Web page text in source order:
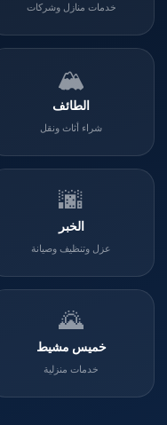
خدمات منازل وشركات
🏔️
الطائف
شراء أثاث ونقل
🌆
الخبر
عزل وتنظيف وصيانة
🌄
خميس مشيط
خدمات منزلية